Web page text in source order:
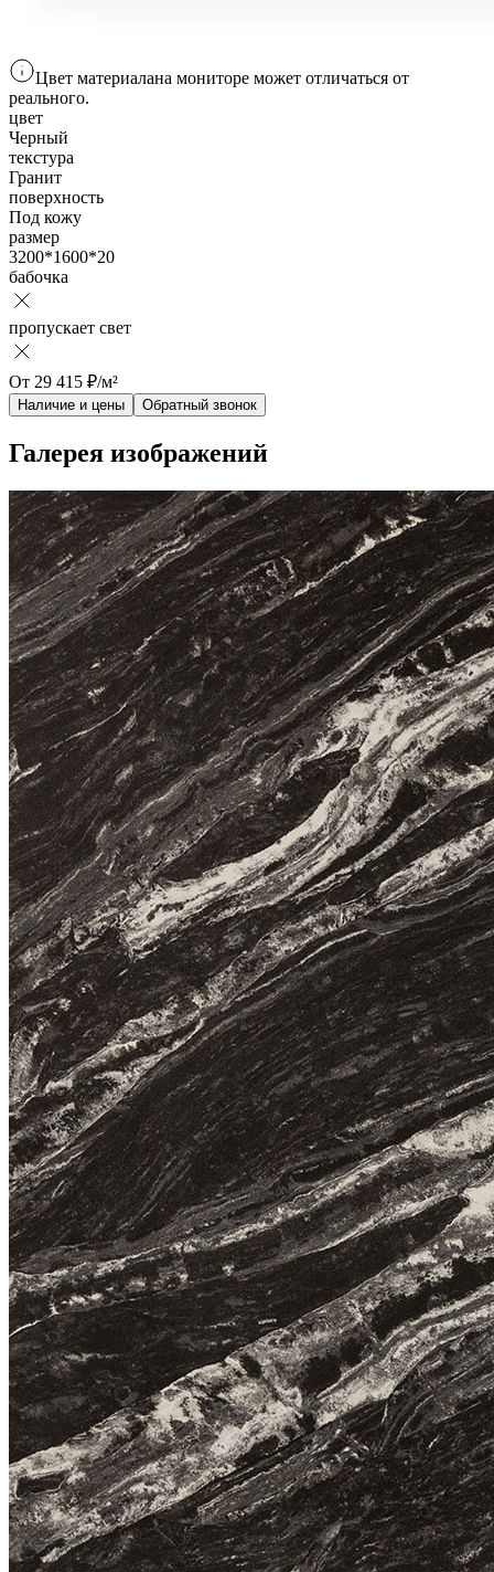
Цвет материалана мониторе может отличаться от
реального.
цвет
Черный
текстура
Гранит
поверхность
Под кожу
размер
3200*1600*20
бабочка
пропускает свет
От 29 415 ₽/м²
Наличие и цены Обратный звонок
Галерея изображений